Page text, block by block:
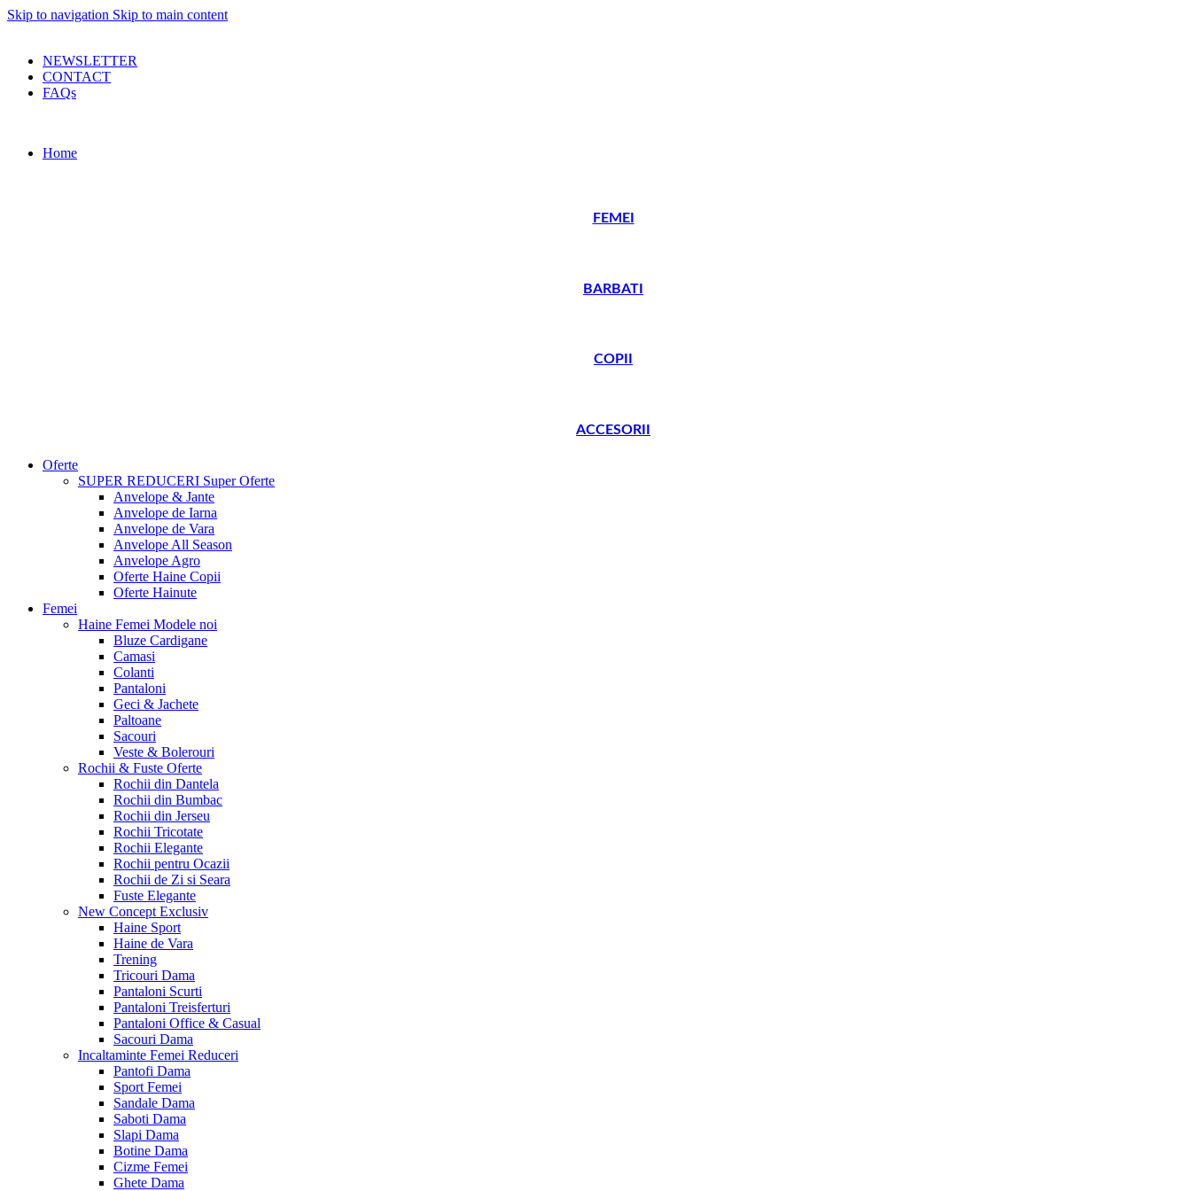
Skip to navigation Skip to main content
NEWSLETTER
CONTACT
FAQs
Home
FEMEI
BARBATI
COPII
ACCESORII
Oferte
SUPER REDUCERI Super Oferte
Anvelope & Jante
Anvelope de Iarna
Anvelope de Vara
Anvelope All Season
Anvelope Agro
Oferte Haine Copii
Oferte Hainute
Femei
Haine Femei Modele noi
Bluze Cardigane
Camasi
Colanti
Pantaloni
Geci & Jachete
Paltoane
Sacouri
Veste & Bolerouri
Rochii & Fuste Oferte
Rochii din Dantela
Rochii din Bumbac
Rochii din Jerseu
Rochii Tricotate
Rochii Elegante
Rochii pentru Ocazii
Rochii de Zi si Seara
Fuste Elegante
New Concept Exclusiv
Haine Sport
Haine de Vara
Trening
Tricouri Dama
Pantaloni Scurti
Pantaloni Treisferturi
Pantaloni Office & Casual
Sacouri Dama
Incaltaminte Femei Reduceri
Pantofi Dama
Sport Femei
Sandale Dama
Saboti Dama
Slapi Dama
Botine Dama
Cizme Femei
Ghete Dama